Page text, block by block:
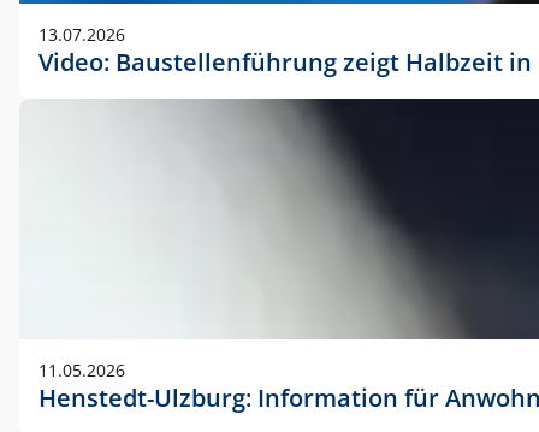
13.07.2026
Video: Baustellenführung zeigt Halbzeit
11.05.2026
Henstedt-Ulzburg: Information für